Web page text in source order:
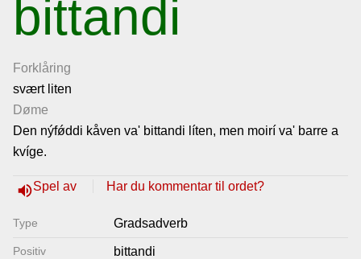
bittandi
Forklåring
svært liten
Døme
Den nýfǿddi kåven va' bittandi líten, men moirí va' barre a
kvíge.
volume_upSpel av Har du kommentar til ordet?
Type Gradsadverb
Positiv bittandi
Om
vallemålet
Gjestebok
Lenkjer